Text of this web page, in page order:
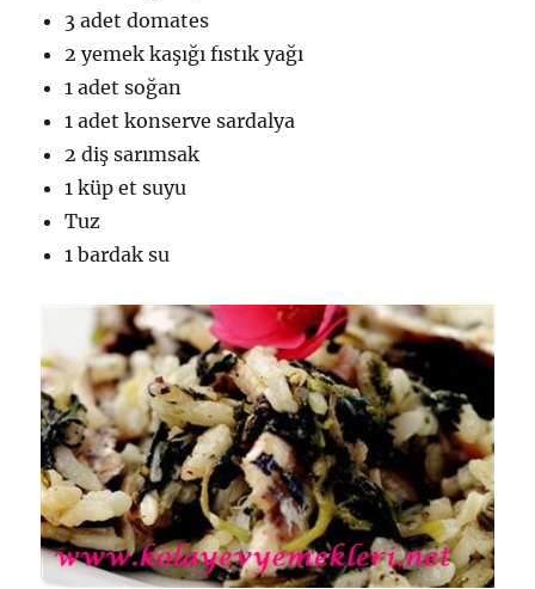
3 adet domates
2 yemek kaşığı fıstık yağı
1 adet soğan
1 adet konserve sardalya
2 diş sarımsak
1 küp et suyu
Tuz
1 bardak su